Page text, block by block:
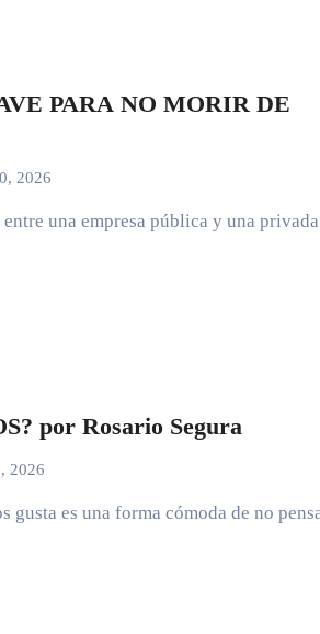
PARA NO MORIR DE
2026
una empresa pública y una
¿A QUE ESTAMOS DISPUESTOS? por Rosario Segura
2026
es una forma cómoda de no